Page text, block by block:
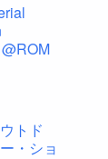
トド
・ショ